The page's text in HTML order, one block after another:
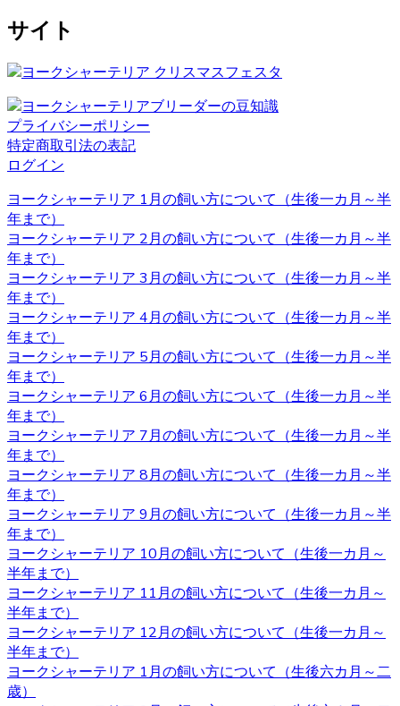
面もあるので、たくさんコミュニケーションをとってあげ
るのが良いでしょう。 ヨークシャーテリアの育成・販売の
ことなら、ベベドールへ是非お問い合わせください。
2020.12.4
ペットを飼う際、愛情を持って可愛がることももちろんで
すが、それと同じくらいしつけもしっかりと行うことも大
切です。ヨークシャーテリアのブリーダーベベドールで
は、飼い主様へのお引渡しの前からしつけも含めてしっか
りとした育成を行い、飼い主様へ飼う際のアドバイスも行
っております。
2020.11.27
ヨークシャーテリアと言う名前はイングランド北部に位置
するヨークシャー地方と言う場所が由来とされています。
ヨークシャー地方およびランカシャー地方で製粉工や織物
などの工場労働者たちに飼われ、ネズミ捕りの役割を担っ
ていました。とても活発で警戒心が強いのもテリアの特徴
です。 ヨークシャーテリアの育成・販売のことなら、ベベ
ドールへ是非お問い合わせください。
2020.11.13
べべドールはアフターケアもしっかり行っております。購
入後でもわからないこと、心配なことがございましたらお
気軽にお問い合わせください。初めてヨークシャーテリア
をお迎えするお客様も、安心してご利用いただけます。 ご
購入の際は、是非お問い合わせ下さい。
2020.11.06
ワンちゃんを購入する際、男の子と女の子で迷うことがあ
りますが、繁殖を考えていないようであればそれほどこど
わりを持つ必要もないでしょう。 それぞれの注意点とし
て、男の子は縄張り意識があるのでマーキングをすること
サイト
プライバシーポリシー
特定商取引法の表記
ログイン
ヨークシャーテリア 1月の飼い方について（生後一カ月～半
年まで）
ヨークシャーテリア 2月の飼い方について（生後一カ月～半
年まで）
ヨークシャーテリア 3月の飼い方について（生後一カ月～半
年まで）
ヨークシャーテリア 4月の飼い方について（生後一カ月～半
年まで）
ヨークシャーテリア 5月の飼い方について（生後一カ月～半
年まで）
ヨークシャーテリア 6月の飼い方について（生後一カ月～半
年まで）
ヨークシャーテリア 7月の飼い方について（生後一カ月～半
年まで）
ヨークシャーテリア 8月の飼い方について（生後一カ月～半
年まで）
ヨークシャーテリア 9月の飼い方について（生後一カ月～半
年まで）
ヨークシャーテリア 10月の飼い方について（生後一カ月～
半年まで）
ヨークシャーテリア 11月の飼い方について（生後一カ月～
半年まで）
ヨークシャーテリア 12月の飼い方について（生後一カ月～
半年まで）
ヨークシャーテリア 1月の飼い方について（生後六カ月～二
歳）